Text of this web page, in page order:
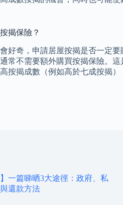
揭保險？
好奇，申請居屋按揭是否一定
常不需要額外購買按揭保險。
按揭成數（例如高於七成按揭
一篇睇晒3大途徑：政府、私
還款方法